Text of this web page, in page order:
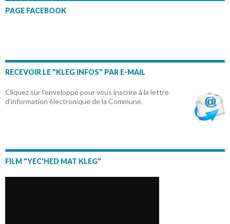
PAGE FACEBOOK
RECEVOIR LE "KLEG INFOS" PAR E-MAIL
Cliquez sur l’enveloppe pour vous inscrire à la lettre
d’information électronique de la Commune.
FILM "YEC'HED MAT KLEG"